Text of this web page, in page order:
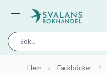
Hem Fackböcker